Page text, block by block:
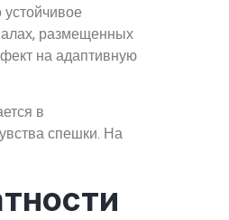
размещенных
на адаптивную
в
спешки. На